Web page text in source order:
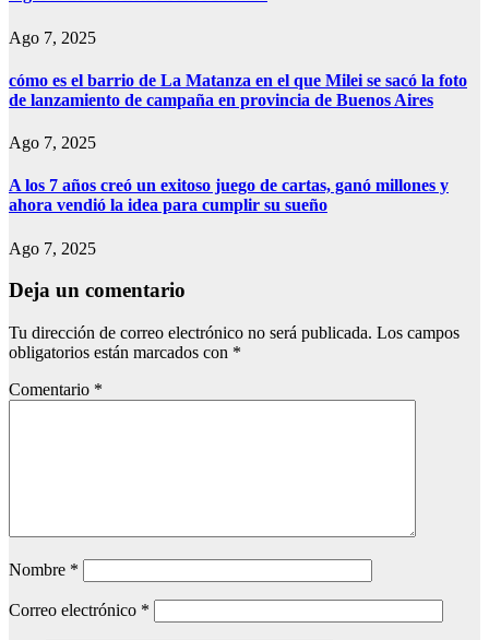
Ago 7, 2025
cómo es el barrio de La Matanza en el que Milei se sacó la foto
de lanzamiento de campaña en provincia de Buenos Aires
Ago 7, 2025
A los 7 años creó un exitoso juego de cartas, ganó millones y
ahora vendió la idea para cumplir su sueño
Ago 7, 2025
Deja un comentario
Tu dirección de correo electrónico no será publicada. Los campos
obligatorios están marcados con *
Comentario *
Nombre *
Correo electrónico *